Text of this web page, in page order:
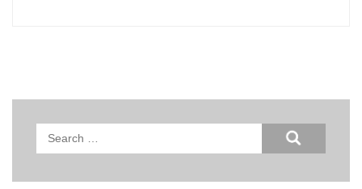
Search